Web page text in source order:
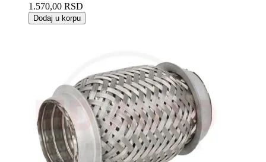
1.570,00 RSD
Dodaj u korpu